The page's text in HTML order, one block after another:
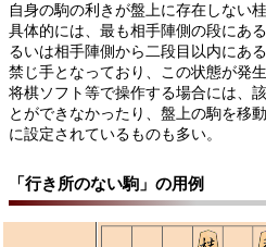
自身の駒の利きが盤上に存在しない
具体的には、最も相手陣側の段にあ
るいは相手陣側から二段目以内にある
禁じ手となっており、この状態が発
将棋ソフト等で操作する場合には、
とができなかったり、盤上の駒を移
に設定されているものも多い。
「行き所のない駒」の用例